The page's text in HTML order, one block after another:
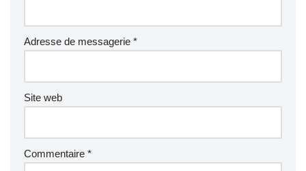
Adresse de messagerie *
Site web
Commentaire *